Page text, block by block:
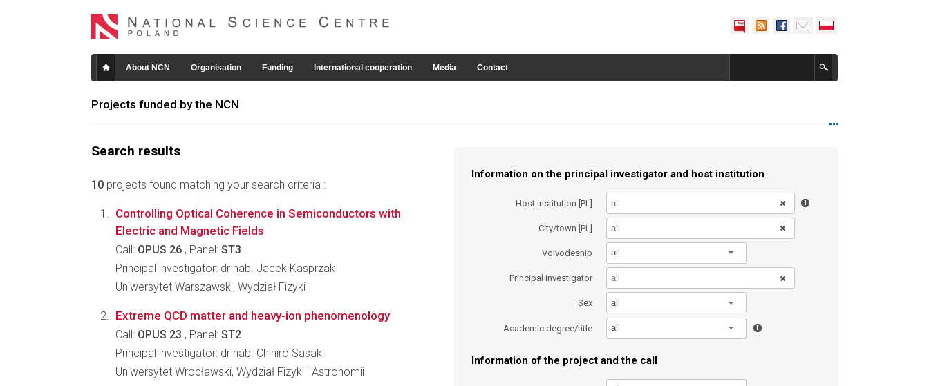
About NCN Organisation Funding International cooperation Media Contact
Projects funded by the NCN
Search results
10 projects found matching your search criteria :
Information on the principal investigator and host institution
Host institution [PL]
City/town [PL]
Voivodeship all
Principal investigator
Sex all
Academic degree/title all
Information of the project and the call
Controlling Optical Coherence in Semiconductors with
Electric and Magnetic Fields
Call: OPUS 26 , Panel: ST3
Principal investigator: dr hab. Jacek Kasprzak
Uniwersytet Warszawski, Wydział Fizyki
Extreme QCD matter and heavy-ion phenomenology
Call: OPUS 23 , Panel: ST2
Principal investigator: dr hab. Chihiro Sasaki
Uniwersytet Wrocławski, Wydział Fizyki i Astronomii